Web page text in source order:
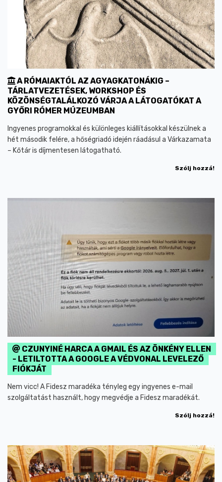
A RÓMAIAKTÓL AZ AGYAGKATONÁKIG –
TÁRLATVEZETÉSEK, WORKSHOP ÉS
KÖZÖNSÉGTALÁLKOZÓ VÁRJA A LÁTOGATÓKAT A
GYŐRI RÓMER MÚZEUMBAN
Ingyenes programokkal és különleges kiállításokkal készülnek a
hét második felére, a hőségriadó idején ráadásul a Várkazamata
– Kőtár is díjmentesen látogatható.
Szólj hozzá!
CZUNYINÉ HARCA A GMAIL ÉS AZ ÖNKÉNY ELLEN
- LETILTOTTA A GOOGLE A VÉDVONAL LEVELEZŐ
FIÓKJÁT
Nem vicc! A Fidesz maradéka tényleg egy ingyenes e-mail
szolgáltatást használt, hogy megvédje a Fidesz maradékát.
Szólj hozzá!